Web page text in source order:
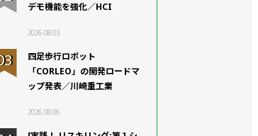
デモ機能を強化／HCI
2026.08.03
四足歩行ロボット
「CORLEO」の開発ロードマ
ップ発表／川崎重工業
2026.08.06